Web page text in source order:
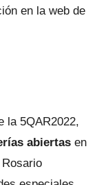
en la web de
la 5QAR2022,
abiertas en